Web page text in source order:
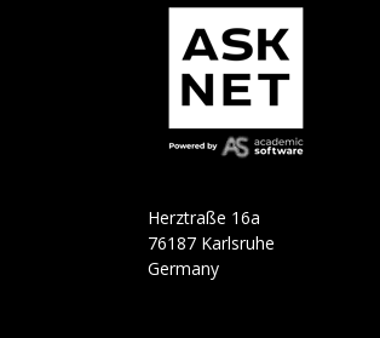
Herztraße 16a
76187 Karlsruhe
Germany